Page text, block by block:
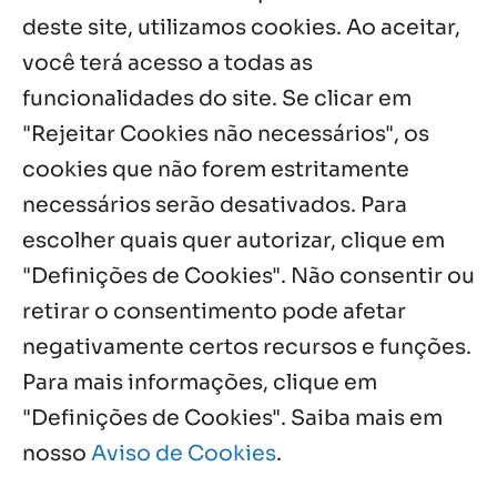
deste site, utilizamos cookies. Ao aceitar,
você terá acesso a todas as
funcionalidades do site. Se clicar em
"Rejeitar Cookies não necessários", os
cookies que não forem estritamente
necessários serão desativados. Para
escolher quais quer autorizar, clique em
"Definições de Cookies". Não consentir ou
retirar o consentimento pode afetar
negativamente certos recursos e funções.
Para mais informações, clique em
"Definições de Cookies". Saiba mais em
nosso Aviso de Cookies.
missão em encontro
7 ago, 2026
Palavra Diária (07/08/2026)
Notícias por Categoria
Agosto, 2026